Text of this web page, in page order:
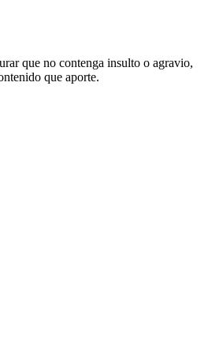
que no contenga insulto o agravio,
que aporte.